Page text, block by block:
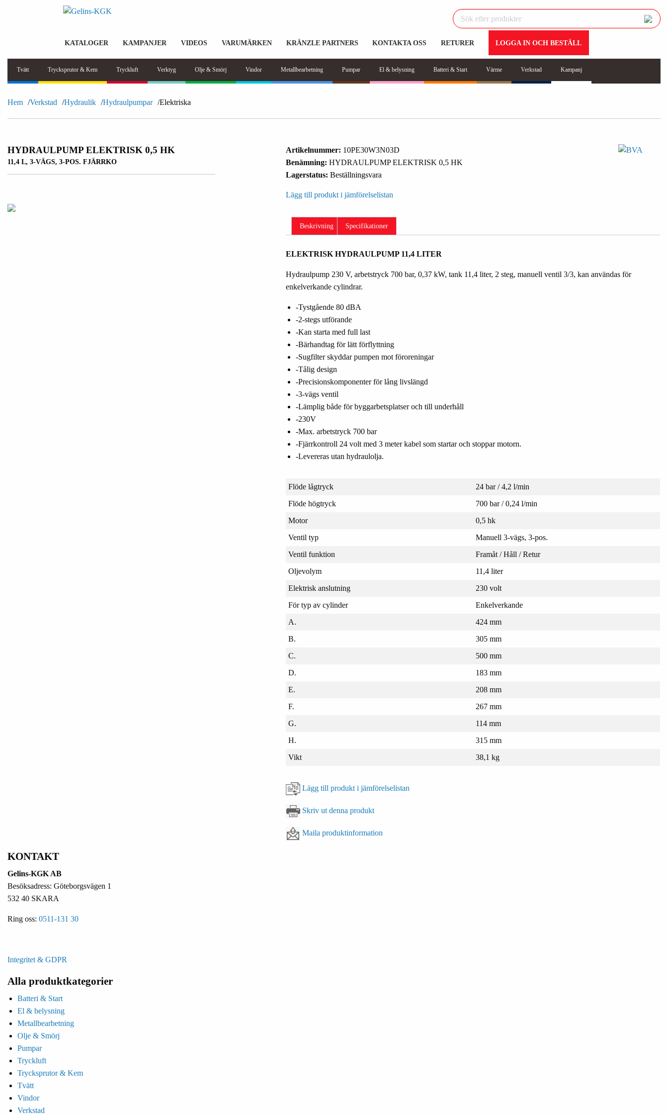
KATALOGER KAMPANJER VIDEOS VARUMÄRKEN KRÄNZLE PARTNERS KONTAKTA OSS RETURER LOGGA IN OCH BESTÄLL
Tvätt Trycksprutor & Kem Tryckluft Verktyg Olje & Smörj Vindor Metallbearbetning Pumpar El & belysning Batteri & Start Värme Verkstad Kampanj
Hem Verkstad Hydraulik Hydraulpumpar Elektriska
HYDRAULPUMP ELEKTRISK 0,5 HK
11,4 L, 3-VÄGS, 3-POS. FJÄRRKO
Artikelnummer: 10PE30W3N03D
Benämning: HYDRAULPUMP ELEKTRISK 0,5 HK
Lagerstatus: Beställningsvara
Lägg till produkt i jämförelselistan
Beskrivning Specifikationer
ELEKTRISK HYDRAULPUMP 11,4 LITER
Hydraulpump 230 V, arbetstryck 700 bar, 0,37 kW, tank 11,4 liter, 2 steg, manuell ventil 3/3, kan användas för
enkelverkande cylindrar.
-Tystgående 80 dBA
-2-stegs utförande
-Kan starta med full last
-Bärhandtag för lätt förflyttning
-Sugfilter skyddar pumpen mot föroreningar
-Tålig design
-Precisionskomponenter för lång livslängd
-3-vägs ventil
-Lämplig både för byggarbetsplatser och till underhåll
-230V
-Max. arbetstryck 700 bar
-Fjärrkontroll 24 volt med 3 meter kabel som startar och stoppar motorn.
-Levereras utan hydraulolja.
Flöde lågtryck
24 bar / 4,2 l/min
Flöde högtryck
700 bar / 0,24 l/min
Motor
0,5 hk
Ventil typ
Manuell 3-vägs, 3-pos.
Ventil funktion
Framåt / Håll / Retur
Oljevolym
11,4 liter
Elektrisk anslutning
230 volt
För typ av cylinder
Enkelverkande
A.
424 mm
B.
305 mm
C.
500 mm
D.
183 mm
E.
208 mm
F.
267 mm
G.
114 mm
H.
315 mm
Vikt
38,1 kg
Lägg till produkt i jämförelselistan
Skriv ut denna produkt
Maila produktinformation
KONTAKT
Gelins-KGK AB
Besöksadress: Göteborgsvägen 1
532 40 SKARA
Ring oss: 0511-131 30
Integritet & GDPR
Alla produktkategorier
Batteri & Start
El & belysning
Metallbearbetning
Olje & Smörj
Pumpar
Tryckluft
Trycksprutor & Kem
Tvätt
Vindor
Verkstad